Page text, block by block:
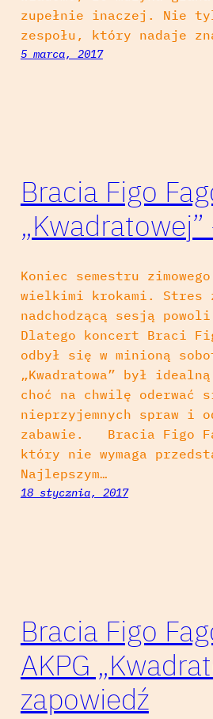
zupełnie inaczej. Nie
zespołu, który nadaje
5 marca, 2017
Bracia Figo
Koniec semestru
wielkimi krokami. Stres
nadchodzącą sesją
Dlatego koncert Braci
odbył się w minioną
„Kwadratowa” był
choć na chwilę oderwać
nieprzyjemnych spraw i
zabawie. Bracia Figo
który nie wymaga
Najlepszym…
18 stycznia, 2017
Bracia Figo
AKPG
zapowiedź